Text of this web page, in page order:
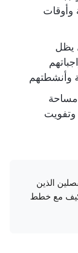
وأوقات
يظل
وأنشطتهم
الذين
مع خطط